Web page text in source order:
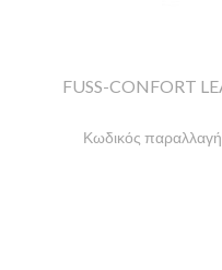
FUSS-CONFORT
Κωδικός